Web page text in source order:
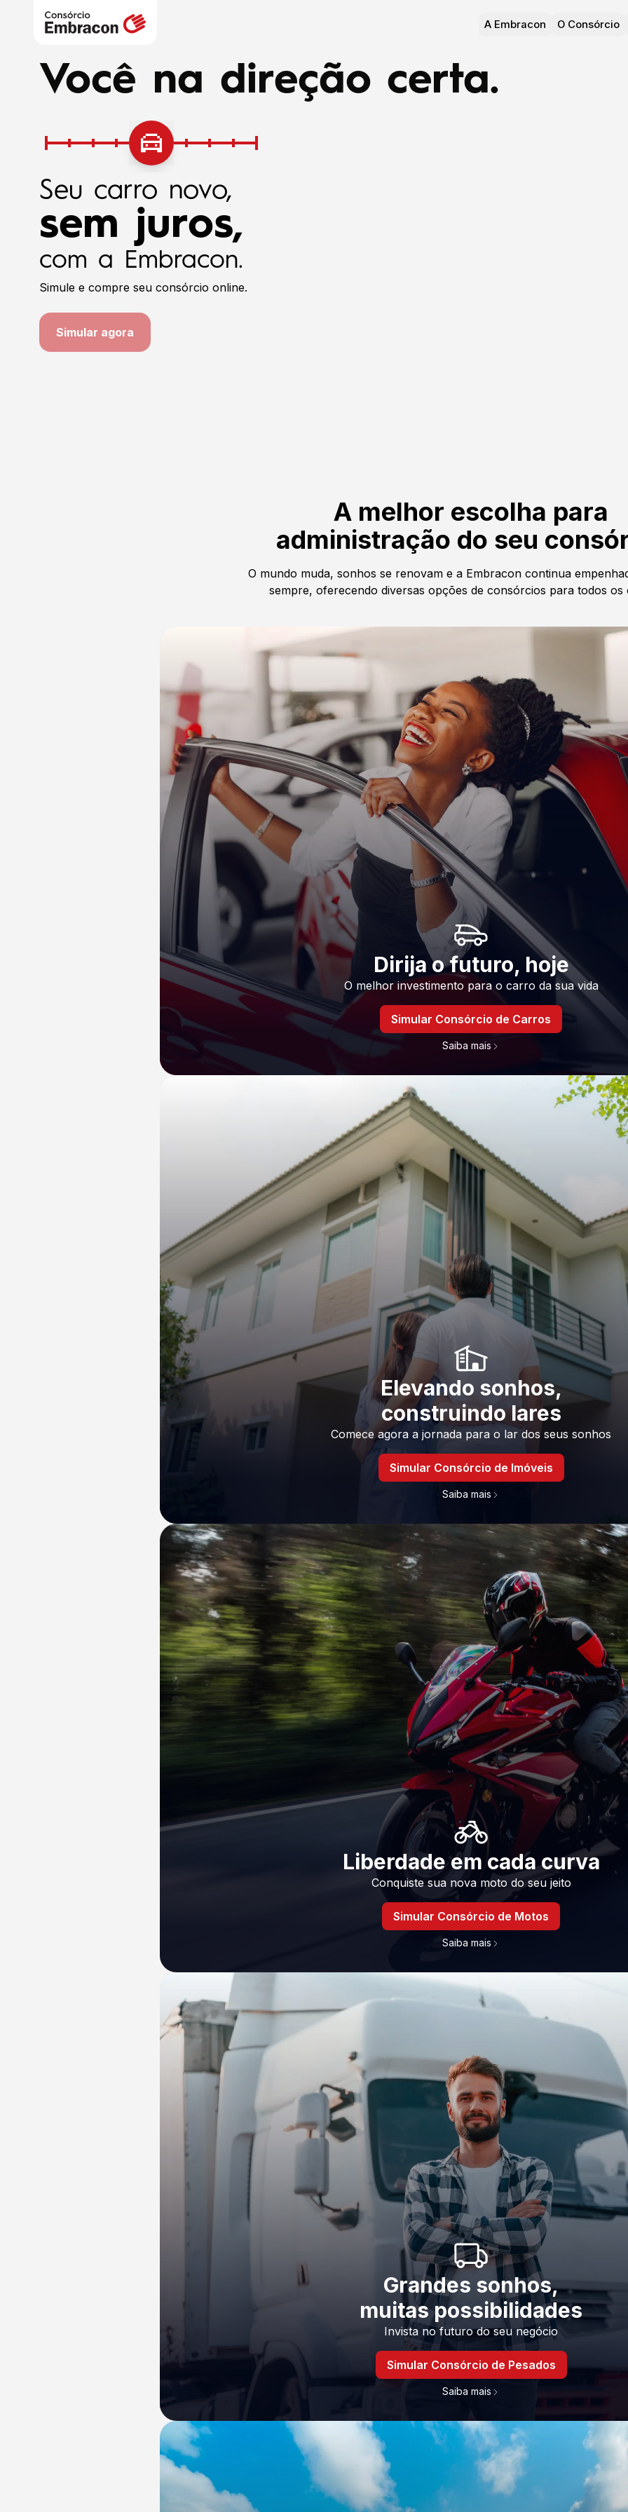
A Embracon O Consórcio
Você na direção certa.
Seu carro novo,
sem juros,
com a Embracon.
Simule e compre seu consórcio online.
Simular agora
A melhor escolha para
administração do seu
O mundo muda, sonhos se renovam e a Embracon continua
sempre, oferecendo diversas opções de consórcios para todos os
Dirija o futuro, hoje
O melhor investimento para o carro da sua vida
Simular Consórcio de Carros
Saiba mais
Elevando sonhos,
construindo lares
Comece agora a jornada para o lar dos seus sonhos
Simular Consórcio de Imóveis
Saiba mais
Liberdade em cada curva
Conquiste sua nova moto do seu jeito
Simular Consórcio de Motos
Saiba mais
Grandes sonhos,
muitas possibilidades
Invista no futuro do seu negócio
Simular Consórcio de Pesados
Saiba mais